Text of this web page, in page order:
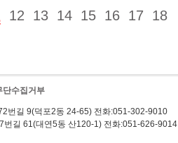
12 13 14 15 16 17 18
단수집거부
번길 9(덕포2동 24-65) 전화:051-302-9010
번길 61(대연5동 산120-1) 전화:051-626-9014